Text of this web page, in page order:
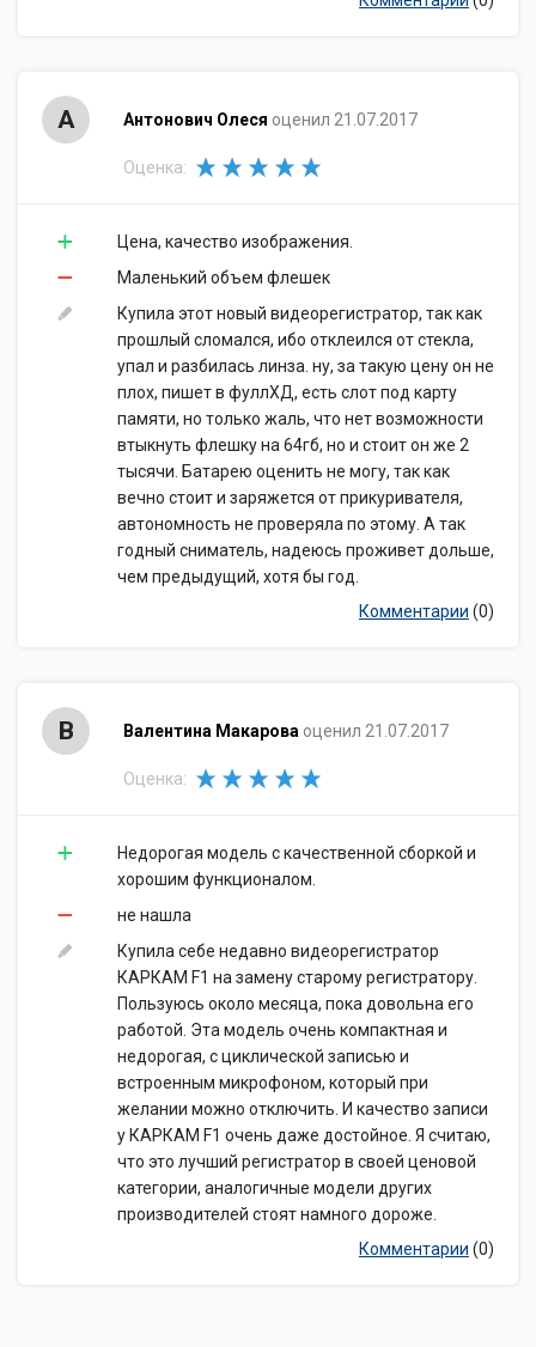
А Антонович Олеся оценил 21.07.2017
Оценка:
Цена, качество изображения.
Маленький объем флешек
Купила этот новый видеорегистратор, так как
прошлый сломался, ибо отклеился от стекла,
упал и разбилась линза. ну, за такую цену он не
плох, пишет в фуллХД, есть слот под карту
памяти, но только жаль, что нет возможности
втыкнуть флешку на 64гб, но и стоит он же 2
тысячи. Батарею оценить не могу, так как
вечно стоит и заряжется от прикуривателя,
автономность не проверяла по этому. А так
годный сниматель, надеюсь проживет дольше,
чем предыдущий, хотя бы год.
Комментарии (0)
В Валентина Макарова оценил 21.07.2017
Оценка:
Недорогая модель с качественной сборкой и
хорошим функционалом.
не нашла
Купила себе недавно видеорегистратор
КАРКАМ F1 на замену старому регистратору.
Пользуюсь около месяца, пока довольна его
работой. Эта модель очень компактная и
недорогая, с циклической записью и
встроенным микрофоном, который при
желании можно отключить. И качество записи
у КАРКАМ F1 очень даже достойное. Я считаю,
что это лучший регистратор в своей ценовой
категории, аналогичные модели других
производителей стоят намного дороже.
Комментарии (0)